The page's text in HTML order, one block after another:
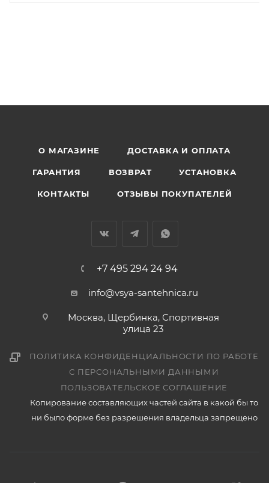
О МАГАЗИНЕ ДОСТАВКА И ОПЛАТА
ГАРАНТИЯ ВОЗВРАТ УСТАНОВКА
КОНТАКТЫ ОТЗЫВЫ ПОКУПАТЕЛЕЙ
+7 495 294 24 94
info@vsya-santehnica.ru
Москва, Щербинка, Спортивная
улица 23
ПОЛИТИКА КОНФИДЕНЦИАЛЬНОСТИ ПО РАБОТЕ
С ПЕРСОНАЛЬНЫМИ ДАННЫМИ
ПОЛЬЗОВАТЕЛЬСКОЕ СОГЛАШЕНИЕ
Копирование составляющих частей сайта в какой бы то
ни было форме без разрешения владельца запрещено